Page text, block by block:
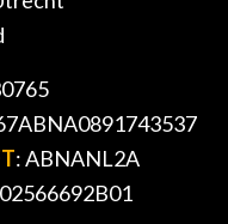
: ABNANL2A